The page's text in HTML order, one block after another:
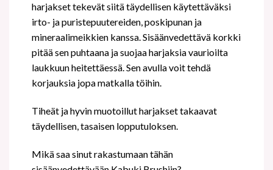
harjakset tekevät siitä täydellisen käytettäväksi
irto- ja puristepuutereiden, poskipunan ja
mineraalimeikkien kanssa. Sisäänvedettävä korkki
pitää sen puhtaana ja suojaa harjaksia vaurioilta
laukkuun heitettäessä. Sen avulla voit tehdä
korjauksia jopa matkalla töihin.
Tiheät ja hyvin muotoillut harjakset takaavat
täydellisen, tasaisen lopputuloksen.
Mikä saa sinut rakastumaan tähän